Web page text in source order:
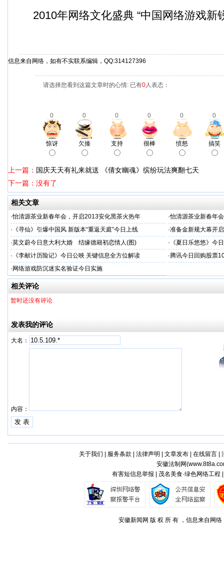
2010年网络文化盛典 “中国网络游戏新
信息来自网络，如有不实联系编辑，QQ:314127396
请选择您看到这篇文章时的心情: 已有0人表态：
0 0 0 0 0 0
惊讶 欠揍 支持 很棒 愤怒 搞笑
上一篇： 国庆天天有礼来就送 《倩女幽魂》缤纷玩法爽翻七天
下一篇：没有了
相关文章
·怡清源茶业新春年会，开启2013安化黑茶火热年 ·怡清源茶业新春年
· 《寻仙》引爆中国风 新版本“重返天庭”今日上线 ·准备金新规大幕开
·莫文蔚今日意大利大婚 结缘德籍初恋情人(图) · 《夏日乐悠悠》今
· 《李献计历险记》今日公映 关键信息全方位解读 ·腾讯今日回购股票
· 网络游戏防沉迷实名验证今日实施
相关评论
暂时还没有评论
发表我的评论
大名：
内容：
关于我们 服务条款 法律声明 文章发布| 在线留言|
安徽法制网(
有害短信息举报 | 茂名美食·绿色网络工
安徽新闻网 版 权 所 有 ，信息来自网